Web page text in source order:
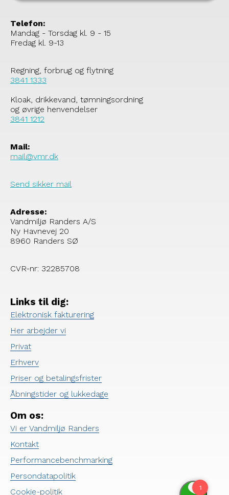
Telefon:
Mandag - Torsdag kl. 9 - 15
Fredag kl. 9-13
Regning, forbrug og flytning
3841 1333
Kloak, drikkevand, tømningsordning
og øvrige henvendelser
3841 1212
Mail:
mail@vmr.dk
Send sikker mail
Adresse:
Vandmiljø Randers A/S
Ny Havnevej 20
8960 Randers SØ
CVR-nr: 32285708
Links til dig:
Elektronisk fakturering
Her arbejder vi
Privat
Erhverv
Priser og betalingsfrister
Åbningstider og lukkedage
Om os:
Vi er Vandmiljø Randers
Kontakt
Performancebenchmarking
Persondatapolitik
Cookie-politik